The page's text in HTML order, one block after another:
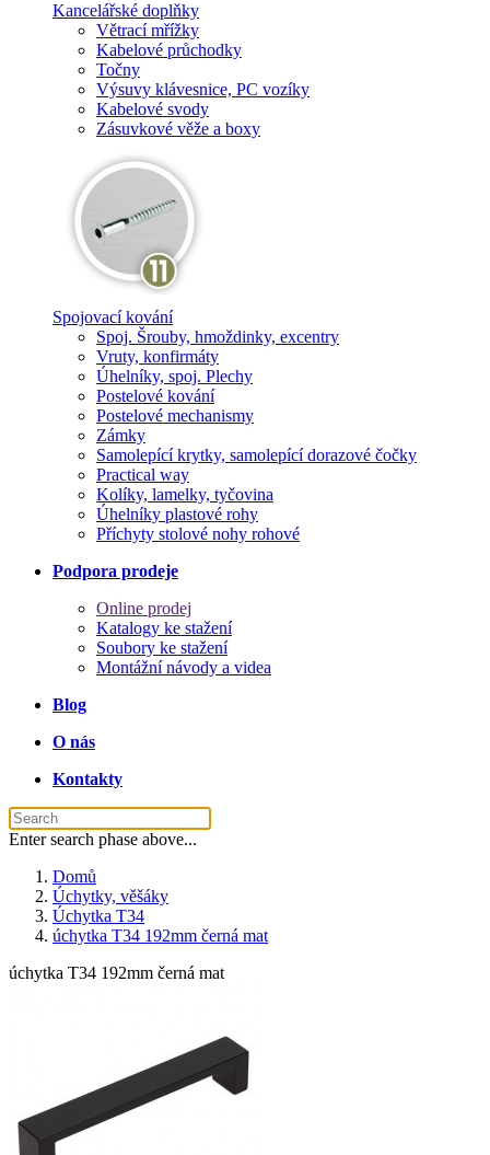
Kancelářské doplňky
Větrací mřížky
Kabelové průchodky
Točny
Výsuvy klávesnice, PC vozíky
Kabelové svody
Zásuvkové věže a boxy
Spojovací kování
Spoj. Šrouby, hmoždinky, excentry
Vruty, konfirmáty
Úhelníky, spoj. Plechy
Postelové kování
Postelové mechanismy
Zámky
Samolepící krytky, samolepící dorazové čočky
Practical way
Kolíky, lamelky, tyčovina
Úhelníky plastové rohy
Příchyty stolové nohy rohové
Podpora prodeje
Online prodej
Katalogy ke stažení
Soubory ke stažení
Montážní návody a videa
Blog
O nás
Kontakty
Enter search phase above...
Domů
Úchytky, věšáky
Úchytka T34
úchytka T34 192mm černá mat
úchytka T34 192mm černá mat